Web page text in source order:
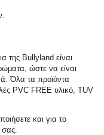
της Bullyland είναι
ώστε να είναι
Όλα τα προϊόντα
PVC FREE υλικό, TUV
και για το